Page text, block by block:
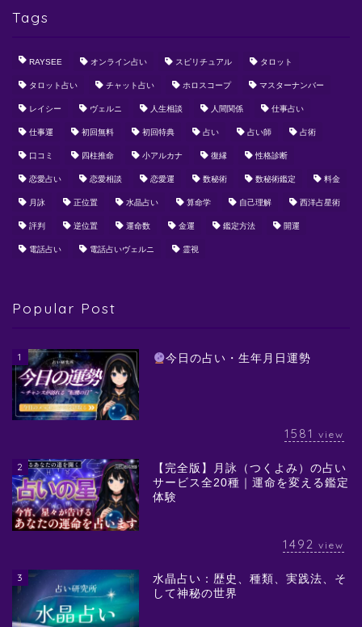
Tags
RAYSEE オンライン占い スピリチュアル タロット
タロット占い チャット占い ホロスコープ マスターナンバー
レイシー ヴェルニ 人生相談 人間関係 仕事占い
仕事運 初回無料 初回特典 占い 占い師 占術
口コミ 四柱推命 小アルカナ 復縁 性格診断
恋愛占い 恋愛相談 恋愛運 数秘術 数秘術鑑定 料金
月詠 正位置 水晶占い 算命学 自己理解 西洋占星術
評判 逆位置 運命数 金運 鑑定方法 開運
電話占い 電話占いヴェルニ 霊視
Popular Post
1 今日の占い・生年月日運勢
1581 view
2
【完全版】月詠（つくよみ）の占い
サービス全20種｜運命を変える鑑定
体験
1492 view
3
水晶占い：歴史、種類、実践法、そ
して神秘の世界